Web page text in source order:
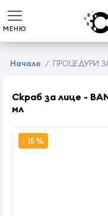
МЕНЮ
Начало / ПРОЦЕДУРИ
Скраб за лице -
мл
- 15%